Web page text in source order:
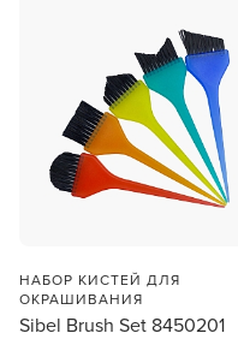
НАБОР КИСТЕЙ ДЛЯ
ОКРАШИВАНИЯ
Sibel Brush Set 8450201